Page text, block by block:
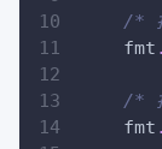
/*
    fmt
.
/*
    fmt
.